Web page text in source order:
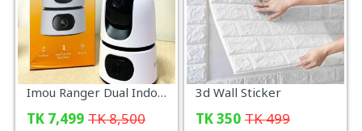
Imou Ranger Dual Indoor Smart Security Camera
TK 7,499 TK8,500
3d Wall Sticker
TK350 TK499